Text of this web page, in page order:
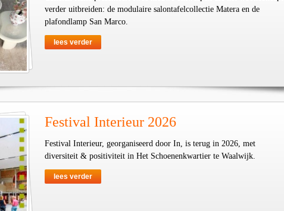
verder uitbreiden: de modulaire salontafelcollectie Matera en de
plafondlamp San Marco.
lees verder
Festival Interieur 2026
Festival Interieur, georganiseerd door In, is terug in 2026, met
diversiteit & positiviteit in Het Schoenenkwartier te Waalwijk.
lees verder